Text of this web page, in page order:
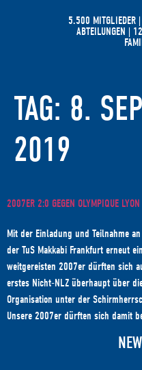
5.500 MITGLIEDER
ABTEILUNGEN |
TAG: 8.
2019
2007ER 2:0 GEGEN OLYMPIQUE
Mit der Einladung und Teilnahme
der TuS Makkabi Frankfurt erneut
weitgereisten 2007er dürften sich
erstes Nicht-NLZ überhaupt über
Organisation unter der
Unsere 2007er dürften sich damit